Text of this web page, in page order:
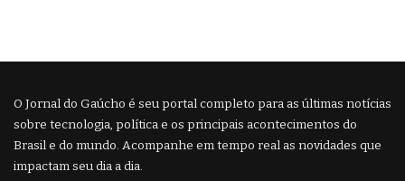
O Jornal do Gaúcho é seu portal completo para as últimas notícias
sobre tecnologia, política e os principais acontecimentos do
Brasil e do mundo. Acompanhe em tempo real as novidades que
impactam seu dia a dia.